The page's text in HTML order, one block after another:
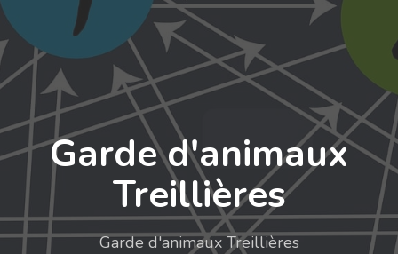
Garde d'animaux
Treillières
Garde d'animaux Treillières